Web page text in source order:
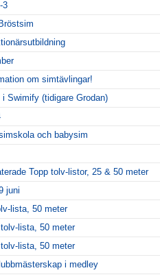
3
om simtävlingar!
Swimify (tidigare Grodan)
och babysim
Topp tolv-listor, 25 & 50 meter
juni
lista, 50 meter
lista, 50 meter
lista, 50 meter
i medley